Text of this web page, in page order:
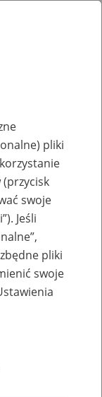
profili
pliki
swoje
Jeśli
pliki
swoje